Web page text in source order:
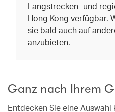
Langstrecken- und
Hong Kong verfügbar.
sie bald auch auf
anzubieten.
Ganz nach Ihrem
Entdecken Sie eine